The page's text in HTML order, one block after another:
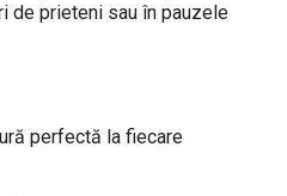
de prieteni sau în pauzele
perfectă la fiecare